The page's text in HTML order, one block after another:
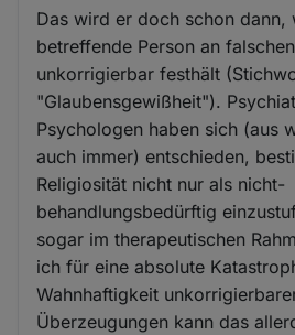
Das wird er doch schon dann,
betreffende Person an
unkorrigierbar festhält
"Glaubensgewißheit").
Psychologen haben sich (aus
auch immer) entschieden,
Religiosität nicht nur als nicht-
behandlungsbedürftig
sogar im therapeutischen
ich für eine absolute
Wahnhaftigkeit
Überzeugungen kann das